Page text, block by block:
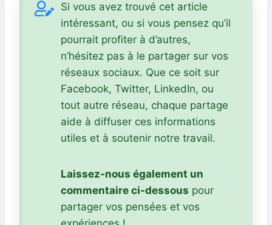
Si vous avez trouvé cet article
intéressant, ou si vous pensez qu’il
pourrait profiter à d’autres,
n’hésitez pas à le partager sur vos
réseaux sociaux. Que ce soit sur
Facebook, Twitter, LinkedIn, ou
tout autre réseau, chaque partage
aide à diffuser ces informations
utiles et à soutenir notre travail.
Laissez-nous également un
commentaire ci-dessous pour
partager vos pensées et vos